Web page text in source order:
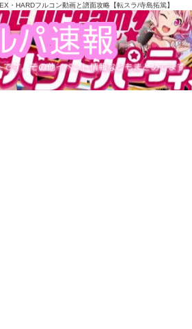
・HARDフルコン動画と譜面攻略【転スラ/寺島拓篤】